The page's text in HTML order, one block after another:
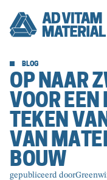
BLOG
OP NAAR
VOOR EEN
TEKEN
VAN
BOUW
gepubliceerd door